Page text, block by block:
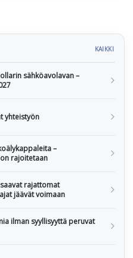
KAIKKI
sähköavolavan –
yhteistyön
–
rajoitetaan
rajattomat
jäävät voimaan
ilman syyllisyyttä peruvat